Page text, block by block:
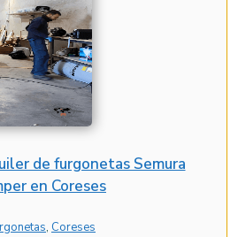
de furgonetas Semura
en Coreses
, Coreses